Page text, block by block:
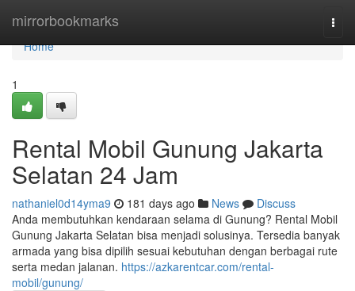
mirrorbookmarks
Home
Home
1
Rental Mobil Gunung Jakarta
Selatan 24 Jam
nathaniel0d14yma9 181 days ago News
Discuss
Anda membutuhkan kendaraan selama di Gunung? Rental Mobil
Gunung Jakarta Selatan bisa menjadi solusinya. Tersedia banyak
armada yang bisa dipilih sesuai kebutuhan dengan berbagai rute
serta medan jalanan. https://azkarentcar.com/rental-
mobil/gunung/